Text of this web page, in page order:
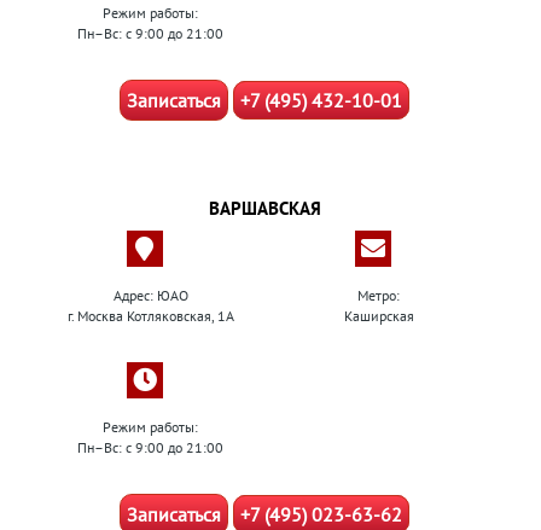
Режим работы:
Пн–Вс: с 9:00 до 21:00
Записаться +7 (495) 432-10-01
ВАРШАВСКАЯ
Адрес: ЮАО
г. Москва Котляковская, 1А
Метро:
Каширская
Режим работы:
Пн–Вс: с 9:00 до 21:00
Записаться +7 (495) 023-63-62